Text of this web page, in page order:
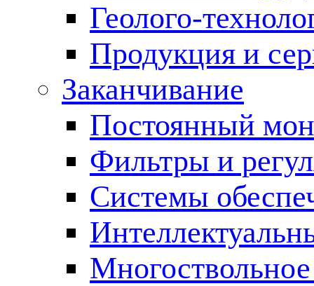
Геолого-
Продукция и
Заканчивание
Постоянный
Фильтры и
Cистемы